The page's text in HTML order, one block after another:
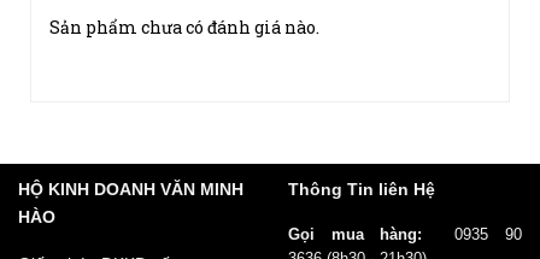
Dù không sở hữu thông số camera khủng nhưng iPhone
XS luôn cho thấy sự đẳng cấp của mình về khả năng
nhiếp ảnh với cụm camera kép độ phân giải 12MP. Máy
được trang bị hệ thống xử lý hình ảnh chất lượng cân
Sản phẩm chưa có đánh giá nào.
1 2 3 4 5
Đánh giá của bạn
HỘ KINH DOANH VĂN MINH
HÀO
Thông Tin liên Hệ
Gọi mua hàng:
0935 90